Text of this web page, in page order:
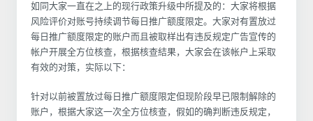
如同大家一直在之上的现行政策升级中所提及的：大家将根据
风险评价对账号持续调节每日推广额度限定。大家对有置放过
每日推广额度限定的账户而且被取样出有违反规定广告宣传的
帐户开展全方位核查，根据核查結果，大家会在该帐户上采取
有效的对策，实际以下：
针对以前被置放过每日推广额度限定但现阶段早已限制解除的
账户，根据大家这一次全方位核查，假如的确判断违反规定，